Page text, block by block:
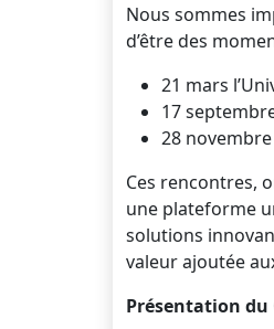
Nous sommes
d’être des
21 mars
17
28
Ces rencontres,
une plateforme
solutions
valeur ajoutée
Présentation du